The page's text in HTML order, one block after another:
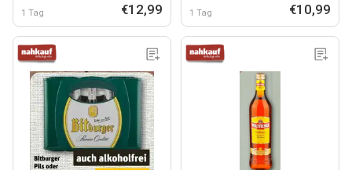
1 Tag €12,99 1 Tag €10,99